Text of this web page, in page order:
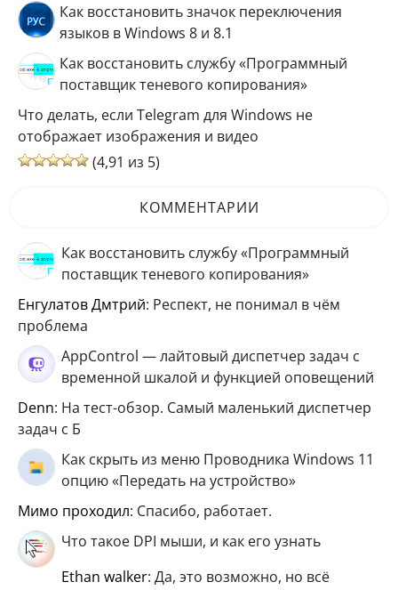
Как восстановить значок переключения
языков в Windows 8 и 8.1
Как восстановить службу «Программный
поставщик теневого копирования»
Что делать, если Telegram для Windows не
отображает изображения и видео
(4,91 из 5)
КОММЕНТАРИИ
Как восстановить службу «Программный
поставщик теневого копирования»
Енгулатов Дмтрий: Респект, не понимал в чём
проблема
AppControl — лайтовый диспетчер задач с
временной шкалой и функцией оповещений
Denn: На тест-обзор. Самый маленький диспетчер
задач с Б
Как скрыть из меню Проводника Windows 11
опцию «Передать на устройство»
мимо проходил: Спасибо, работает.
Что такое DPI мыши, и как его узнать
ethan walker: Да, это возможно, но всё